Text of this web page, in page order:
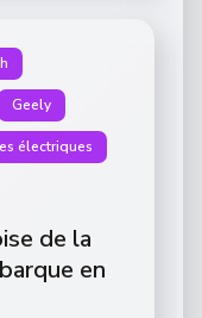
Geely
électriques
de la
en